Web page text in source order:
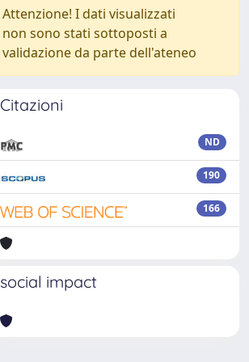
Attenzione! I dati visualizzati
non sono stati sottoposti a
validazione da parte dell'ateneo
Citazioni
ND
190
166
social impact